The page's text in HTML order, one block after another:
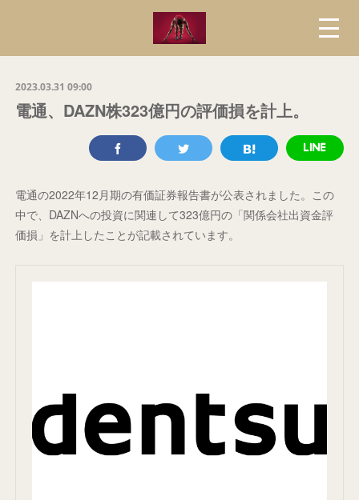
2023.03.31 09:00
電通、DAZN株323億円の評価損を計上。
電通の2022年12月期の有価証券報告書が公表されました。この
中で、DAZNへの投資に関連して323億円の「関係会社出資金評
価損」を計上したことが記載されています。